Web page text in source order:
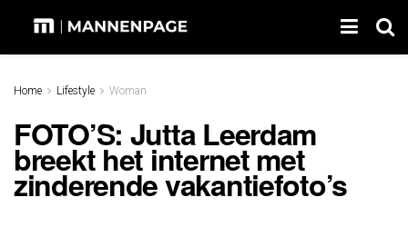
Home Lifestyle Woman
FOTO’S: Jutta Leerdam
breekt het internet met
zinderende vakantiefoto’s